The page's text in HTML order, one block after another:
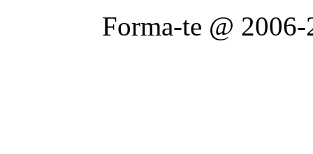
Forma-te @